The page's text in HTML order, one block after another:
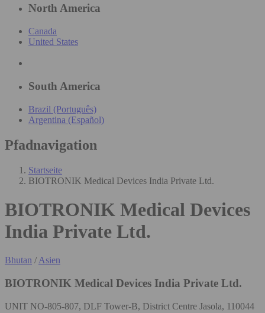
North America
Canada
United States
South America
Brazil (Português)
Argentina (Español)
Pfadnavigation
Startseite
BIOTRONIK Medical Devices India Private Ltd.
BIOTRONIK Medical Devices
India Private Ltd.
Bhutan /Asien
BIOTRONIK Medical Devices India Private Ltd.
UNIT NO-805-807, DLF Tower-B, District Centre Jasola, 110044